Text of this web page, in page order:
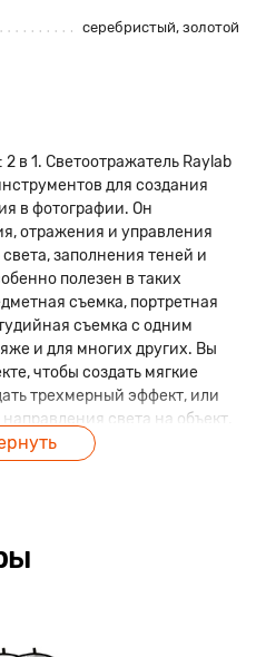
серебристый, золотой
в 1. Светоотражатель Raylab
для создания
в фотографии. Он
отражения и управления
заполнения теней и
полезен в таких
съемка, портретная
съемка с одним
и для многих других. Вы
чтобы создать мягкие
трехмерный эффект, или
света на объект,
Серебристый цвет дает
и особенно актуален в
легко разложить и собрать,
ни один фото и
легко и просто создать